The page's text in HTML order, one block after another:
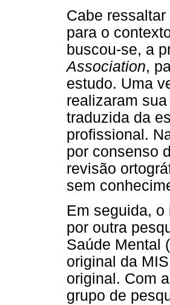
Cabe
para o
buscou-se, a
Association,
estudo. Uma
realizaram
traduzida da
profissional.
por consenso
revisão
sem
Em seguida,
por outra
Saúde Mental
original da
original. Com
grupo de